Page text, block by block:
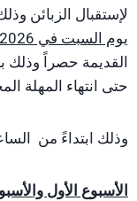
لإستقبال الزبائن
يوم السبت في 04/07/2026
القديمة حصراً وذلك
حتى انتهاء المهلة
وذلك ابتداءً من الساعة 9:15 صباحاً وحتى الساعة
الأسبوع الأول